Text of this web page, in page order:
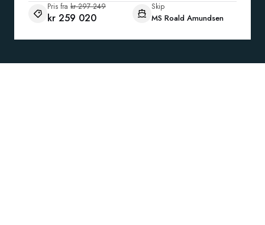
Pris fra kr 297 249
kr 259 020
Skip
MS Roald Amundsen